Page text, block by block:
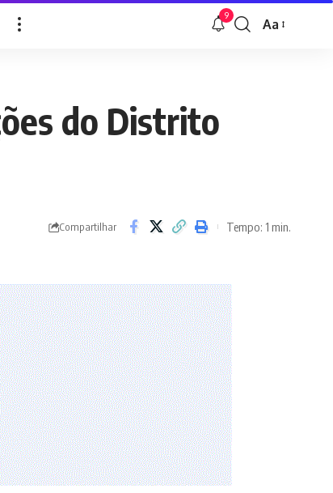
9
Font
Aa
do Distrito
Compartilhar Tempo: 1 min.